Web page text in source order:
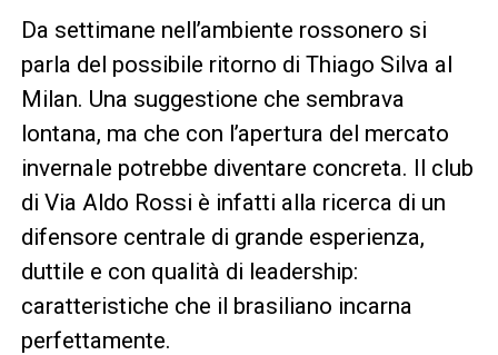
Da settimane nell’ambiente rossonero si
parla del possibile ritorno di Thiago Silva al
Milan. Una suggestione che sembrava
lontana, ma che con l’apertura del mercato
invernale potrebbe diventare concreta. Il club
di Via Aldo Rossi è infatti alla ricerca di un
difensore centrale di grande esperienza,
duttile e con qualità di leadership:
caratteristiche che il brasiliano incarna
perfettamente.